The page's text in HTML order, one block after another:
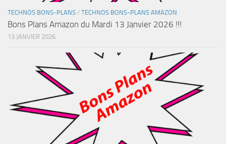
TECHNOS BONS-PLANS / TECHNOS BONS-PLANS AMAZON
Bons Plans Amazon du Mardi 13 Janvier 2026 !!!
13 JANVIER 2026